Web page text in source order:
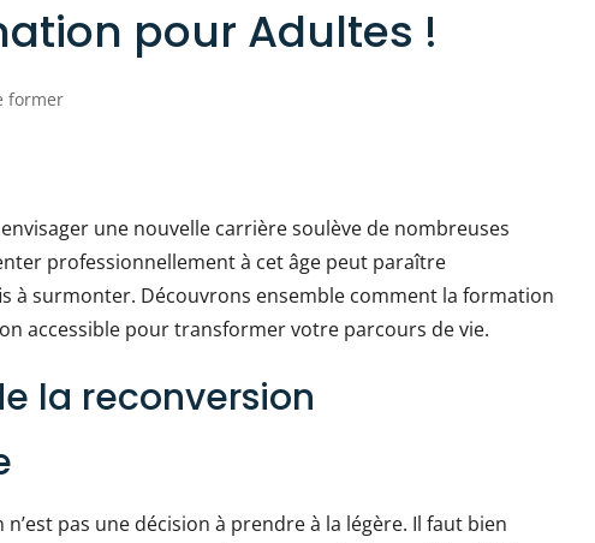
pour Adultes !
former
une nouvelle carrière soulève de nombreuses
professionnellement à cet âge peut paraître
à surmonter. Découvrons ensemble comment la formation
accessible pour transformer votre parcours de vie.
la reconversion
pas une décision à prendre à la légère. Il faut bien